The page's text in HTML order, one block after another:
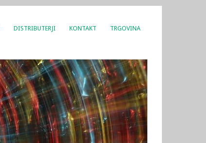
DISTRIBUTERJI KONTAKT TRGOVINA